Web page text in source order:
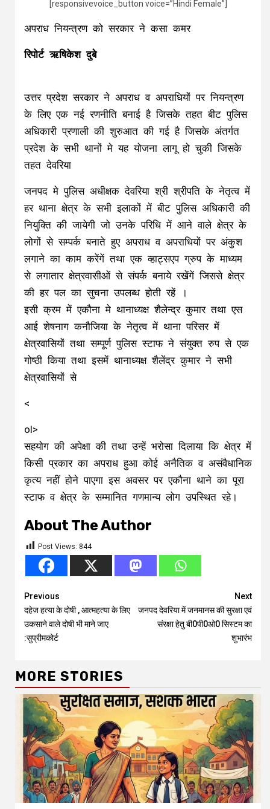
[responsivevoice_button voice=”Hindi Female”]
अपराध नियन्त्रण को सरकार ने कसा कमर
रिपोर्ट ऋषिकेश दुबे
उत्तर प्रदेश सरकार ने अपराध व अपराधियों पर नियन्त्रण
के लिए एक नई रणनीति बनाई है जिसके तहत बीट पुलिस
अधिकारी प्रणाली की शुरुआत की गई है जिसके अंतर्गत
प्रदेश के सभी थानों मे यह योजना लागू हो चुकी जिसके
तहत देवरिया
जनपद मे पुलिस अधीक्षक देवरिया श्री श्रीपति के नेतृत्व में
हर थाना क्षेत्र के सभी इलाकों में बीट पुलिस अधिकारी की
नियुक्ति की जायेगी जो उनके परिधि में आने वाले क्षेत्र के
लोगों से सम्पर्क बनाते हुए अपराध व अपराधियों पर अंकुश
लगाने का काम करेंगें तथा एक व्हाट्सएप ग्रुप के माध्यम
से लगातार क्षेत्रवासीओं से संपर्क बनाये रखेंगें जिससे क्षेत्र
की हर पल का सुचना उपलब्ध होती रहें ।
इसी क्रम में एकौना मे थानाध्यक्ष शैलेन्द्र कुमार तथा एस
आई शेषनाग कनौजिया के नेतृत्व में थाना परिसर में
क्षेत्रवासियों तथा सम्पूर्ण पुलिस स्टाफ ने संयुक्त रुप से एक
गोष्ठी किया तथा इसमें थानाध्यक्ष शैलेंद्र कुमार ने सभी
क्षेत्रवासियों से
<
ol>
सहयोग की अपेक्षा की तथा उन्हें भरोसा दिलाया कि क्षेत्र में
किसी प्रकार का अपराध हुआ कोई अनैतिक व असंवैधानिक
कृत्य नहीं होने पाएगा इस अवसर पर एकौना थाने का पूरा
स्टाफ व क्षेत्र के सम्मानित गणमान्य लोग उपस्थित रहे।
About The Author
Post Views: 844
Continue
Reading
Previous
दहेज हत्या के दोषी , आत्महत्या के लिए
उकसाने वाले दोषी भी माने जाए
:सुप्रीमकोर्ट
Next
जनपद देवरिया में जनमानस की सुरक्षा एवं
संरक्षा हेतु बी0पी0ओ0 सिस्टम का
शुभारंभ
MORE STORIES